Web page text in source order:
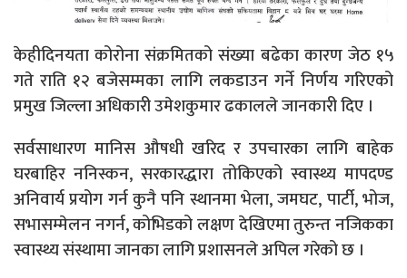
केहीदिनयता कोरोना संक्रमितको संख्या बढेका कारण जेठ १५
गते राति १२ बजेसम्मका लागि लकडाउन गर्ने निर्णय गरिएको
प्रमुख जिल्ला अधिकारी उमेशकुमार ढकालले जानकारी दिए ।
सर्वसाधारण मानिस औषधी खरिद र उपचारका लागि बाहेक
घरबाहिर ननिस्कन, सरकारद्धारा तोकिएको स्वास्थ्य मापदण्ड
अनिवार्य प्रयोग गर्न कुनै पनि स्थानमा भेला, जमघट, पार्टी, भोज,
सभासम्मेलन नगर्न, कोभिडको लक्षण देखिएमा तुरुन्त नजिकका
स्वास्थ्य संस्थामा जानका लागि प्रशासनले अपिल गरेको छ ।